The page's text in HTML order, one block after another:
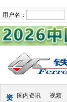
用户名：
资
国内资讯 视频